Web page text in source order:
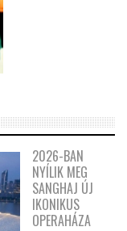
2026-BAN
NYÍLIK MEG
SANGHAJ ÚJ
IKONIKUS
OPERAHÁZA